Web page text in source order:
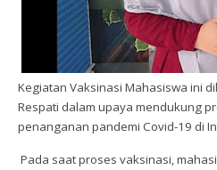
Kegiatan Vaksinasi Mahasiswa ini
Respati dalam upaya mendukung
penanganan pandemi Covid-19 di
Pada saat proses vaksinasi,